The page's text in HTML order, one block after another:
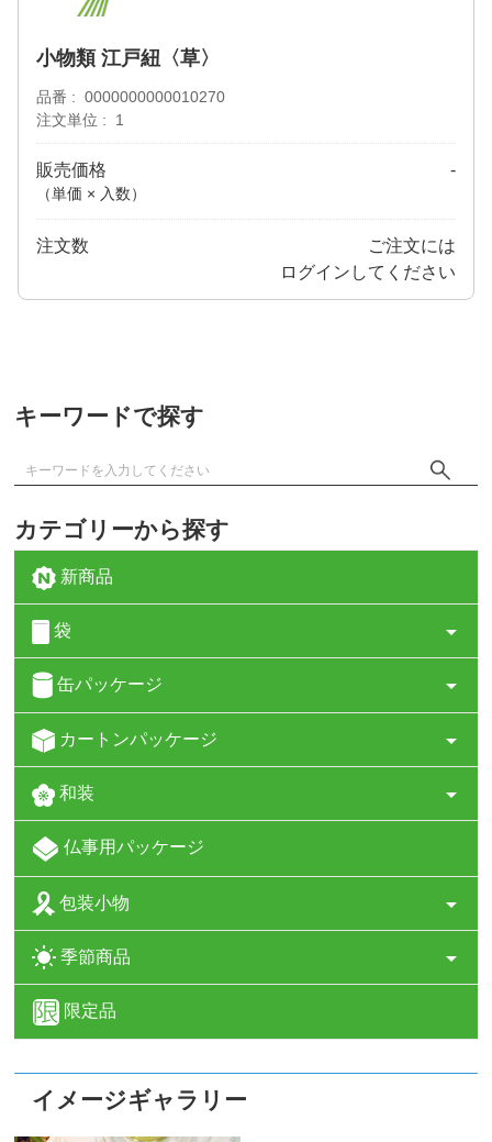
小物類 江戸紐〈草〉
品番
0000000000010270
注文単位
1
販売価格
（単価 × 入数）
-
注文数
ご注文には
ログイン してください
キーワードで探す
カテゴリーから探す
新商品
袋
缶パッケージ
カートンパッケージ
和装
仏事用パッケージ
包装小物
季節商品
限定品
イメージギャラリー